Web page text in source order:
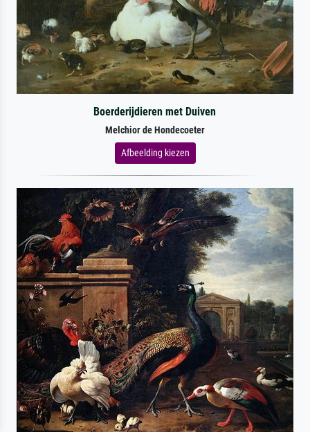
Boerderijdieren met Duiven
Melchior de Hondecoeter
Afbeelding kiezen